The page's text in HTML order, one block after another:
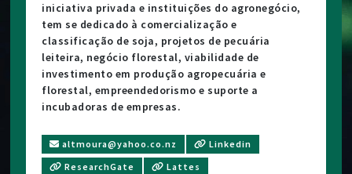
iniciativa privada e instituições do agronegócio,
tem se dedicado à comercialização e
classificação de soja, projetos de pecuária
leiteira, negócio florestal, viabilidade de
investimento em produção agropecuária e
florestal, empreendedorismo e suporte a
incubadoras de empresas.
altmoura@yahoo.co.nz
Linkedin
ResearchGate
Lattes